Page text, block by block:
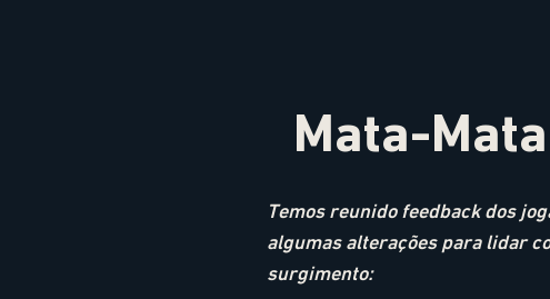
Mata-Mata
Temos reunido feedback dos
algumas alterações para lidar
surgimento: